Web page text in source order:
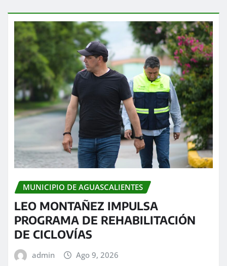
MUNICIPIO DE AGUASCALIENTES
LEO MONTAÑEZ IMPULSA
PROGRAMA DE REHABILITACIÓN
DE CICLOVÍAS
admin Ago 9, 2026